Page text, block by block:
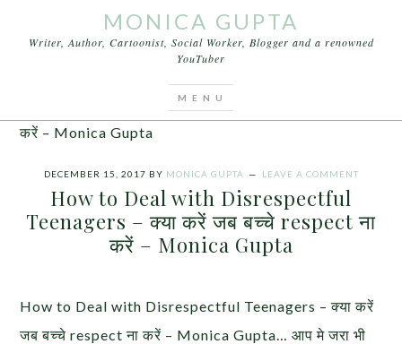
MONICA GUPTA
Writer, Author, Cartoonist, Social Worker, Blogger and a renowned
YouTuber
Disrespectful Teenagers – क्या करें जब बच्चे respect ना
करें – Monica Gupta
DECEMBER 15, 2017 BY MONICA GUPTA LEAVE A COMMENT
How to Deal with Disrespectful
Teenagers – क्या करें जब बच्चे respect ना
करें – Monica Gupta
How to Deal with Disrespectful Teenagers – क्या करें
जब बच्चे respect ना करें – Monica Gupta… आप मे जरा भी